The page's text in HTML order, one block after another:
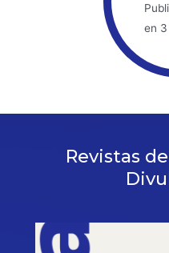
en
Revistas